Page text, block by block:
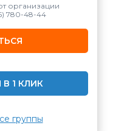
организации
780-48-44
1 КЛИК
группы